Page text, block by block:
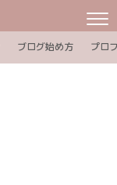
ブログ始め方 プロ